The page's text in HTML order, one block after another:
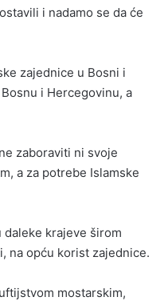
i nadamo se da će
zajednice u Bosni i
i Hercegovinu, a
zaboraviti ni svoje
a za potrebe Islamske
krajeve širom
na opću korist zajednice.
mostarskim,